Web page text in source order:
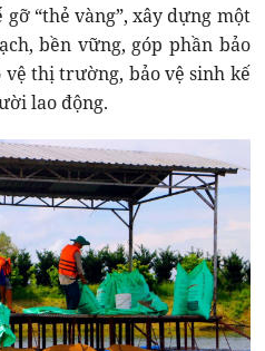
“thẻ vàng”, xây dựng một
bền vững, góp phần bảo
thị trường, bảo vệ sinh kế
lao động.